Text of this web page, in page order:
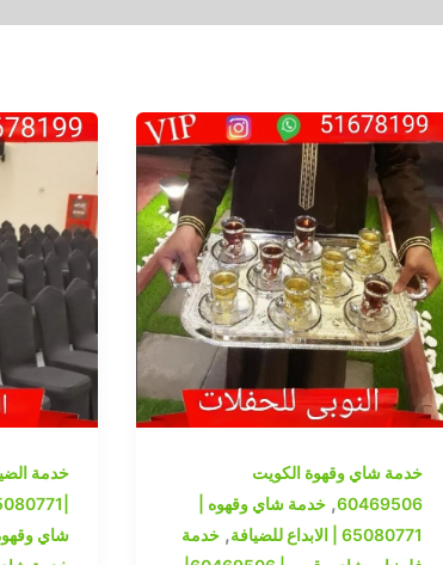
خدمة شاي وقهوة الكويت
60469506
,خدمة شاي وقهوه |
65080771 | الابداع للضيافة
,خدمة
خدمة
شاي وقهوة